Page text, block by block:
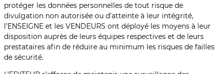
protéger les données personnelles de tout risque de
divulgation non autorisée ou d’atteinte à leur intégrité,
l’ENSEIGNE et les VENDEURS ont déployé les moyens à leur
disposition auprès de leurs équipes respectives et de leurs
prestataires afin de réduire au minimum les risques de failles
de sécurité.